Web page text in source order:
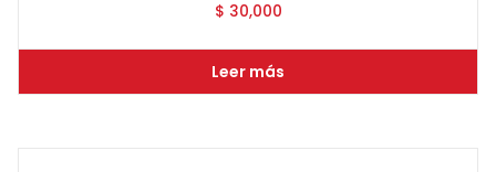
$ 30,000
Leer más